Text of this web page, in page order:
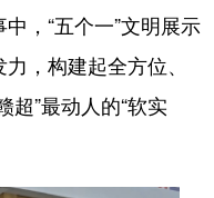
，“五个一”文明展示
，构建起全方位、
超”最动人的“软实